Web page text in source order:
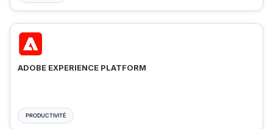
ADOBE EXPERIENCE PLATFORM
PRODUCTIVITÉ